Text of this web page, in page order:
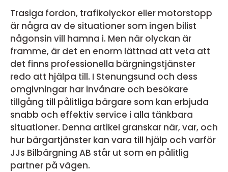
Trasiga fordon, trafikolyckor eller motorstopp
är några av de situationer som ingen bilist
någonsin vill hamna i. Men när olyckan är
framme, är det en enorm lättnad att veta att
det finns professionella bärgningstjänster
redo att hjälpa till. I Stenungsund och dess
omgivningar har invånare och besökare
tillgång till pålitliga bärgare som kan erbjuda
snabb och effektiv service i alla tänkbara
situationer. Denna artikel granskar när, var, och
hur bärgartjänster kan vara till hjälp och varför
JJs Bilbärgning AB står ut som en pålitlig
partner på vägen.